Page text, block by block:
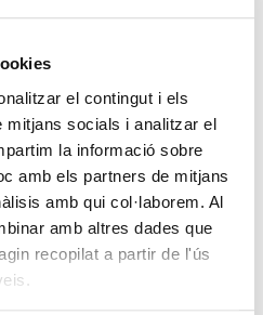
el contingut i els
mitjans socials i analitzar el
la informació sobre
amb els partners de mitjans
amb qui col·laborem. Al
amb altres dades que
recopilat a partir de l'ús
11:00
40 anys d’Europa
13:00
20:00